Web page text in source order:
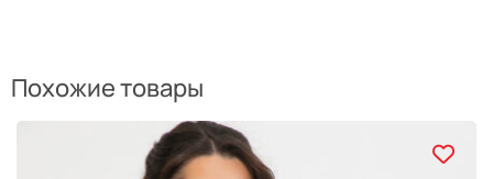
Похожие товары